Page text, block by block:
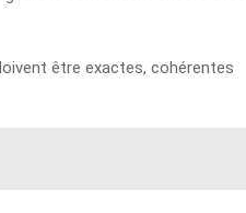
être exactes, cohérentes